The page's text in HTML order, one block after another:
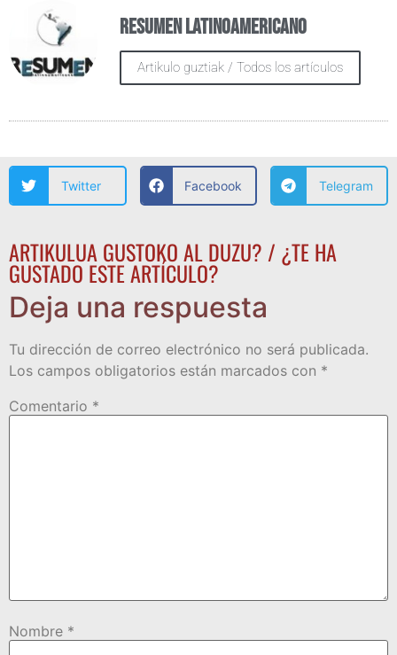
Resumen Latinoamericano
Artikulo guztiak / Todos los artículos
Twitter Facebook Telegram
ARTIKULUA GUSTOKO AL DUZU? / ¿TE HA
GUSTADO ESTE ARTÍCULO?
Deja una respuesta
Tu dirección de correo electrónico no será publicada.
Los campos obligatorios están marcados con *
Comentario *
Nombre *